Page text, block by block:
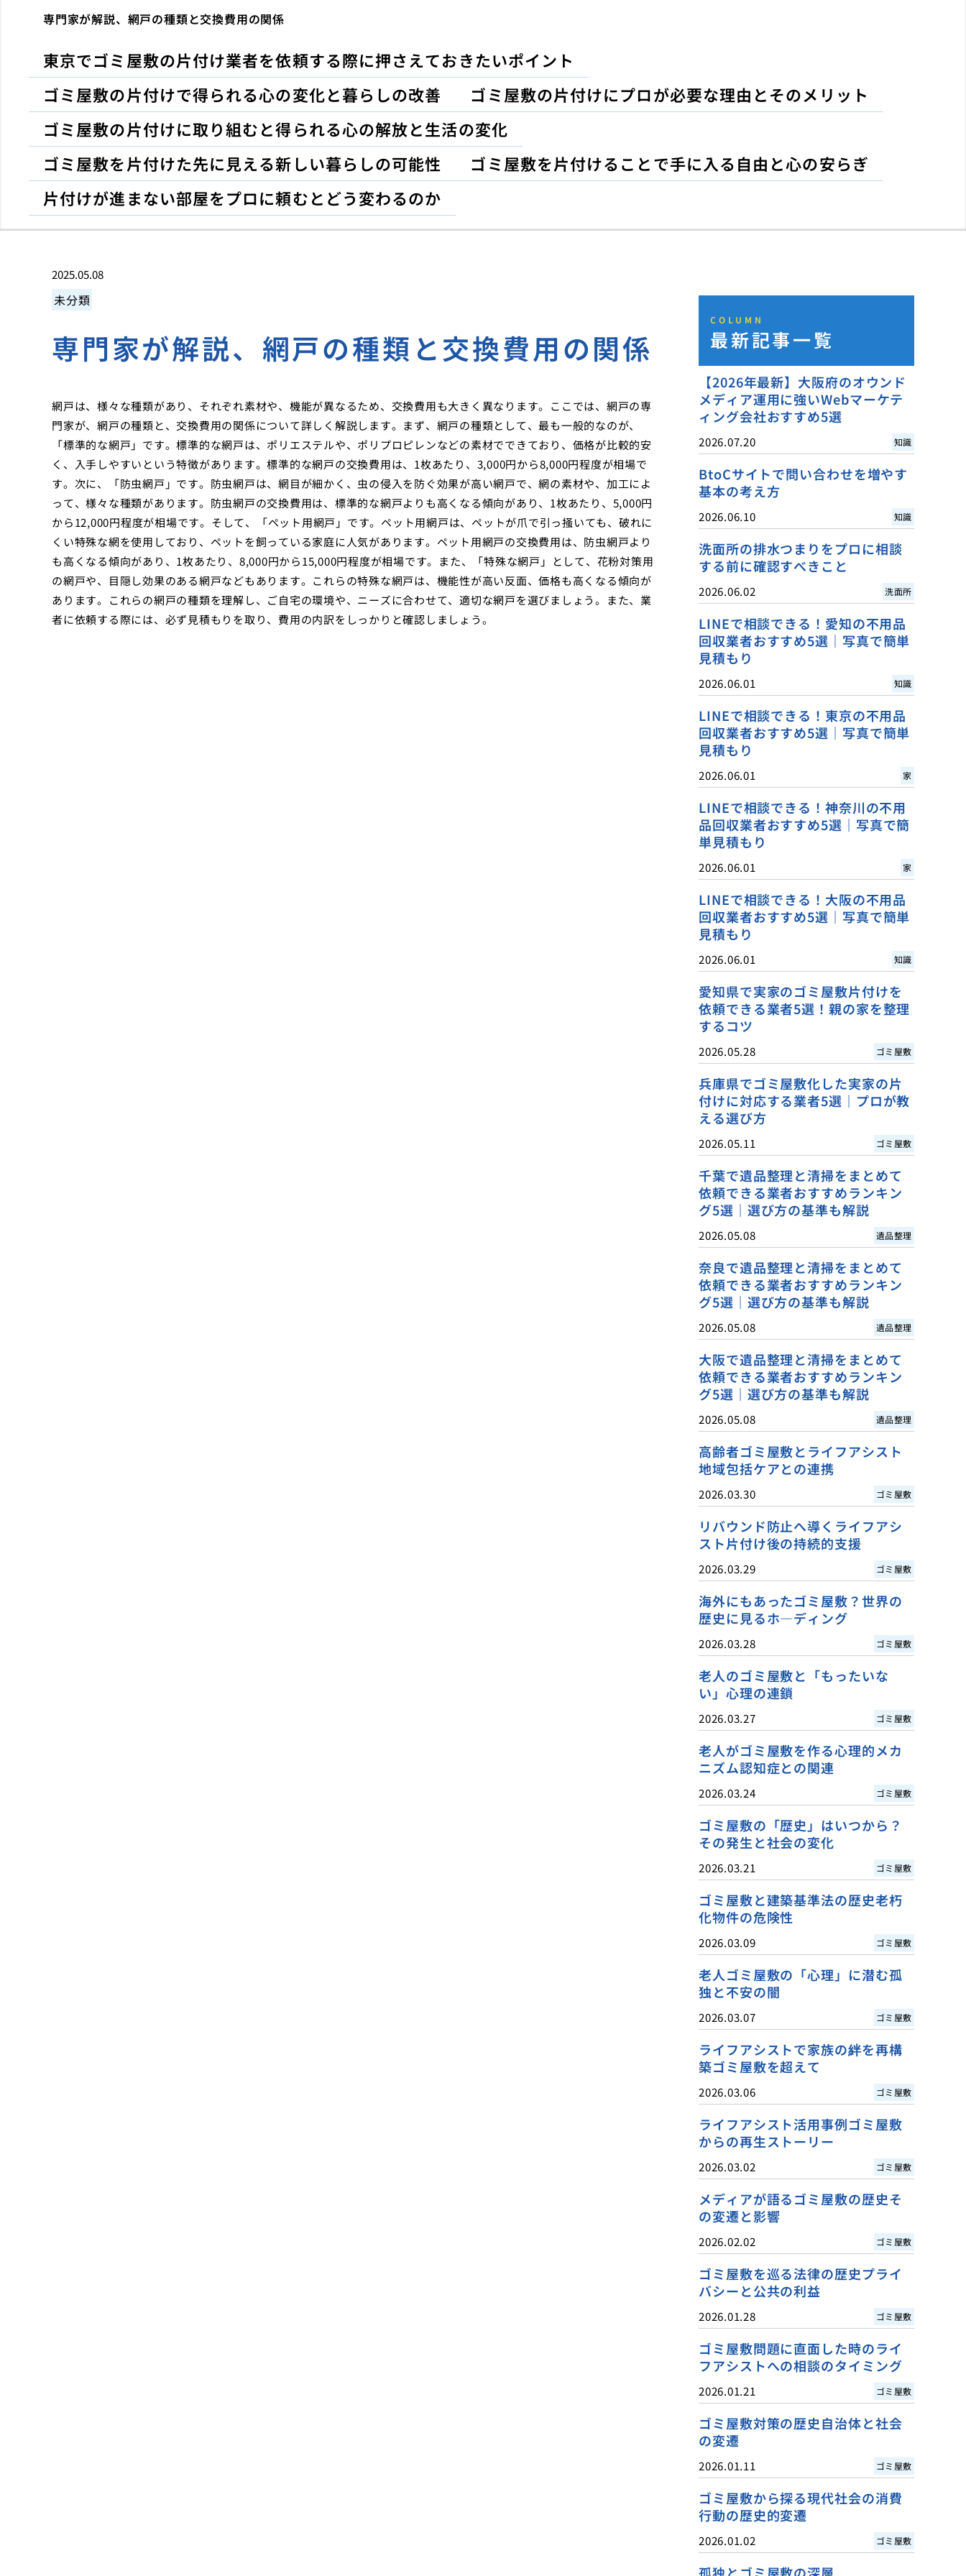
専門家が解説、網戸の種類と交換費用の関係
東京でゴミ屋敷の片付け業者を依頼する際に押さえておきたいポイント
ゴミ屋敷の片付けで得られる心の変化と暮らしの改善
ゴミ屋敷の片付けにプロが必要な理由とそのメリット
ゴミ屋敷の片付けに取り組むと得られる心の解放と生活の変化
ゴミ屋敷を片付けた先に見える新しい暮らしの可能性
ゴミ屋敷を片付けることで手に入る自由と心の安らぎ
片付けが進まない部屋をプロに頼むとどう変わるのか
2025.05.08
未分類
専門家が解説、網戸の種類と交換費用の関係
網戸は、様々な種類があり、それぞれ素材や、機能が異なるため、交換費用も大きく異なります。ここでは、網戸の専
門家が、網戸の種類と、交換費用の関係について詳しく解説します。まず、網戸の種類として、最も一般的なのが、
「標準的な網戸」です。標準的な網戸は、ポリエステルや、ポリプロピレンなどの素材でできており、価格が比較的安
く、入手しやすいという特徴があります。標準的な網戸の交換費用は、1枚あたり、3,000円から8,000円程度が相場で
す。次に、「防虫網戸」です。防虫網戸は、網目が細かく、虫の侵入を防ぐ効果が高い網戸で、網の素材や、加工によ
って、様々な種類があります。防虫網戸の交換費用は、標準的な網戸よりも高くなる傾向があり、1枚あたり、5,000円
から12,000円程度が相場です。そして、「ペット用網戸」です。ペット用網戸は、ペットが爪で引っ掻いても、破れに
くい特殊な網を使用しており、ペットを飼っている家庭に人気があります。ペット用網戸の交換費用は、防虫網戸より
も高くなる傾向があり、1枚あたり、8,000円から15,000円程度が相場です。また、「特殊な網戸」として、花粉対策用
の網戸や、目隠し効果のある網戸などもあります。これらの特殊な網戸は、機能性が高い反面、価格も高くなる傾向が
あります。これらの網戸の種類を理解し、ご自宅の環境や、ニーズに合わせて、適切な網戸を選びましょう。また、業
者に依頼する際には、必ず見積もりを取り、費用の内訳をしっかりと確認しましょう。
COLUMN
最新記事一覧
【2026年最新】大阪府のオウンド
メディア運用に強いWebマーケテ
ィング会社おすすめ5選
2026.07.20 知識
BtoCサイトで問い合わせを増やす
基本の考え方
2026.06.10 知識
洗面所の排水つまりをプロに相談
する前に確認すべきこと
2026.06.02 洗面所
LINEで相談できる！愛知の不用品
回収業者おすすめ5選｜写真で簡単
見積もり
2026.06.01 知識
LINEで相談できる！東京の不用品
回収業者おすすめ5選｜写真で簡単
見積もり
2026.06.01 家
LINEで相談できる！神奈川の不用
品回収業者おすすめ5選｜写真で簡
単見積もり
2026.06.01 家
LINEで相談できる！大阪の不用品
回収業者おすすめ5選｜写真で簡単
見積もり
2026.06.01 知識
愛知県で実家のゴミ屋敷片付けを
依頼できる業者5選！親の家を整理
するコツ
2026.05.28 ゴミ屋敷
兵庫県でゴミ屋敷化した実家の片
付けに対応する業者5選｜プロが教
える選び方
2026.05.11 ゴミ屋敷
千葉で遺品整理と清掃をまとめて
依頼できる業者おすすめランキン
グ5選｜選び方の基準も解説
2026.05.08 遺品整理
奈良で遺品整理と清掃をまとめて
依頼できる業者おすすめランキン
グ5選｜選び方の基準も解説
2026.05.08 遺品整理
大阪で遺品整理と清掃をまとめて
依頼できる業者おすすめランキン
グ5選｜選び方の基準も解説
2026.05.08 遺品整理
高齢者ゴミ屋敷とライフアシスト
地域包括ケアとの連携
2026.03.30 ゴミ屋敷
リバウンド防止へ導くライフアシ
スト片付け後の持続的支援
2026.03.29 ゴミ屋敷
海外にもあったゴミ屋敷？世界の
歴史に見るホ―ディング
2026.03.28 ゴミ屋敷
老人のゴミ屋敷と「もったいな
い」心理の連鎖
2026.03.27 ゴミ屋敷
老人がゴミ屋敷を作る心理的メカ
ニズム認知症との関連
2026.03.24 ゴミ屋敷
ゴミ屋敷の「歴史」はいつから？
その発生と社会の変化
2026.03.21 ゴミ屋敷
ゴミ屋敷と建築基準法の歴史老朽
化物件の危険性
2026.03.09 ゴミ屋敷
老人ゴミ屋敷の「心理」に潜む孤
独と不安の闇
2026.03.07 ゴミ屋敷
ライフアシストで家族の絆を再構
築ゴミ屋敷を超えて
2026.03.06 ゴミ屋敷
ライフアシスト活用事例ゴミ屋敷
からの再生ストーリー
2026.03.02 ゴミ屋敷
メディアが語るゴミ屋敷の歴史そ
の変遷と影響
2026.02.02 ゴミ屋敷
ゴミ屋敷を巡る法律の歴史プライ
バシーと公共の利益
2026.01.28 ゴミ屋敷
ゴミ屋敷問題に直面した時のライ
フアシストへの相談のタイミング
2026.01.21 ゴミ屋敷
ゴミ屋敷対策の歴史自治体と社会
の変遷
2026.01.11 ゴミ屋敷
ゴミ屋敷から探る現代社会の消費
行動の歴史的変遷
2026.01.02 ゴミ屋敷